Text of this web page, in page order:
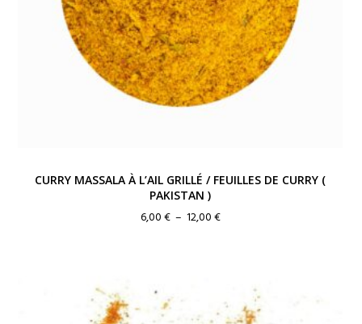
CURRY MASSALA À L’AIL GRILLÉ / FEUILLES DE CURRY (
PAKISTAN )
6,00€ – 12,00€Plage
12,00 €